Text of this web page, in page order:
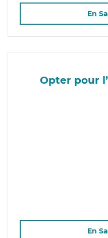
En
Opter pour
En